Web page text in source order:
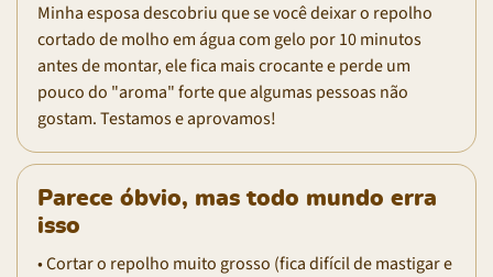
Minha esposa descobriu que se você deixar o repolho
cortado de molho em água com gelo por 10 minutos
antes de montar, ele fica mais crocante e perde um
pouco do "aroma" forte que algumas pessoas não
gostam. Testamos e aprovamos!
Parece óbvio, mas todo mundo erra
isso
• Cortar o repolho muito grosso (fica difícil de mastigar e